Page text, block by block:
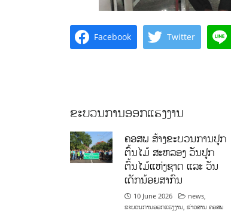
Facebook Twitter
ຂະບວນການອອກແຮງງານ
ຄອສພ ສ້າງຂະບວນການປູກ
ຕົ້ນໄມ້ ສະຫລອງ ວັນປູກ
ຕົ້ນໄມ້ແຫ່ງຊາດ ແລະ ວັນ
ເດັກນ້ອຍສາກົນ
10 June 2026 news,
ຂະບວນການອອກແຮງງານ, ຂ່າວສານ ຄອສພ